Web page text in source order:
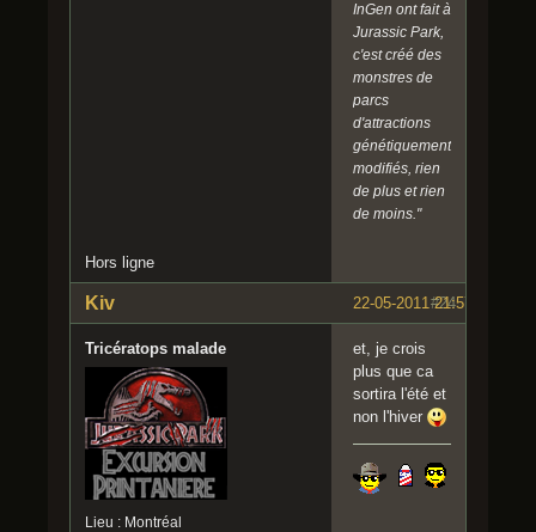
InGen ont fait à
Jurassic Park,
c'est créé des
monstres de
parcs
d'attractions
génétiquement
modifiés, rien
de plus et rien
de moins."
Hors ligne
#24
22-05-2011 21:57:48
Kiv
Tricératops malade
Lieu : Montréal
et, je crois
plus que ca
sortira l'été et
non l'hiver